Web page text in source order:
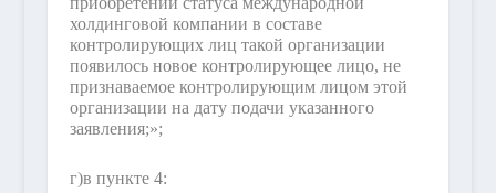
холдинговой компании в составе
контролирующих лиц такой организации
появилось новое контролирующее лицо, не
признаваемое контролирующим лицом этой
организации на дату подачи указанного
заявления;»;
г)в пункте 4: